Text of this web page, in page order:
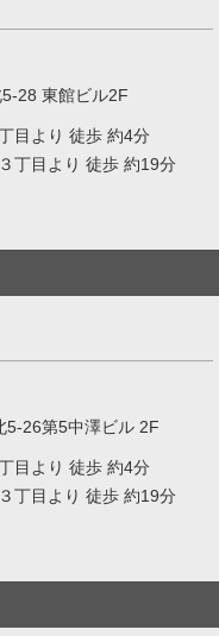
28 東館ビル2F
目より 徒歩 約4分
丁目より 徒歩 約19分
5-26第5中澤ビル 2F
目より 徒歩 約4分
丁目より 徒歩 約19分